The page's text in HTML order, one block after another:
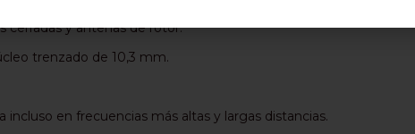
cerradas y antenas de rotor.
trenzado de 10,3 mm.
en frecuencias más altas y largas distancias.